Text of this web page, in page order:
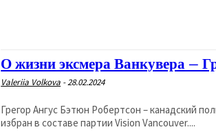
О жизни эксмера Ванкувера –
Valeriia Volkova -28.02.2024
Грегор Ангус Бэтюн Робертсон – канадский
избран в составе партии Vision Vancouver....